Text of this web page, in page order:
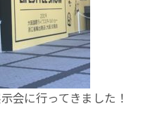
会に行ってきました！